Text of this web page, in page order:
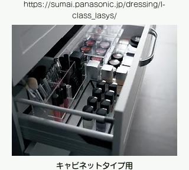
https://sumai.panasonic.jp/dressing/l-
class_lasys/
キャビネットタイプ用